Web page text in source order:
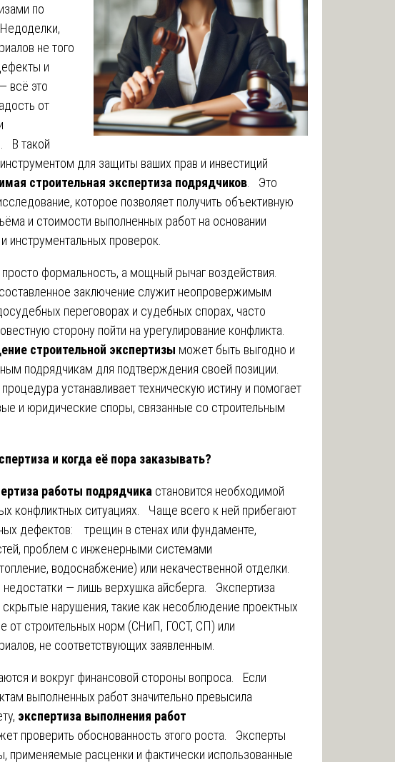
по
не того
и
всё это
от
В такой
для защиты ваших прав и инвестиций
строительная экспертиза подрядчиков . Это
которое позволяет получить объективную
и стоимости выполненных работ на основании
инструментальных проверок.
формальность, а мощный рычаг воздействия.
заключение служит неопровержимым
переговорах и судебных спорах, часто
сторону пойти на урегулирование конфликта.
строительной экспертизы может быть выгодно и
подрядчикам для подтверждения своей позиции.
устанавливает техническую истину и помогает
и юридические споры, связанные со строительным
и когда её пора заказывать?
работы подрядчика становится необходимой
конфликтных ситуациях. Чаще всего к ней прибегают
дефектов: трещин в стенах или фундаменте,
проблем с инженерными системами
водоснабжение) или некачественной отделки.
— лишь верхушка айсберга. Экспертиза
скрытые нарушения, такие как несоблюдение проектных
от строительных норм (СНиП, ГОСТ, СП) или
не соответствующих заявленным.
и вокруг финансовой стороны вопроса. Если
выполненных работ значительно превысила
экспертиза выполнения работ
проверить обоснованность этого роста. Эксперты
применяемые расценки и фактически использованные